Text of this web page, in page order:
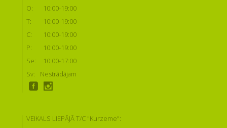
O:
10:00-19:00
T:
10:00-19:00
C:
10:00-19:00
P:
10:00-19:00
Se:
10:00-17:00
Sv:
Nestrādājam
VEIKALS LIEPĀJĀ T/C "Kurzeme":